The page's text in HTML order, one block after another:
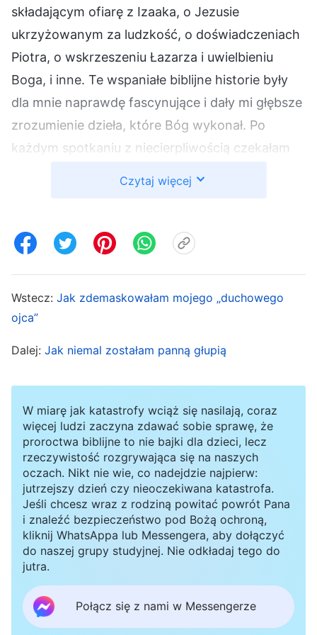
składającym ofiarę z Izaaka, o Jezusie
ukrzyżowanym za ludzkość, o doświadczeniach
Piotra, o wskrzeszeniu Łazarza i uwielbieniu
Boga, i inne. Te wspaniałe biblijne historie były
dla mnie naprawdę fascynujące i dały mi głębsze
zrozumienie dzieła, które Bóg wykonał. Po
każdym spotkaniu z niecierpliwością czekałam
przeczytała mi pewne wersety biblijne i fragment
słów Boga Wszechmogącego. W
napisane: „A jak było za dni Noego, tak będzie z
przyjściem Syna Człowieczego. Jak bowiem za
tych dni przed potopem jedli i pili, żenili się i za
mąż wydawali aż do tego dnia, w którym Noe
przyszedł potop i zabrał wszystkich – tak
będzie i z przyjściem Syna Człowieczego”(Mt
24:37-39).Bóg Wszechmogącymówi: „ Wróć do
czasów arki Noego: ludzie byli wówczas
głęboko zdeprawowani, oddalili się od Bożego
błogosławieństwa, Bóg nie troszczył się już o
nich i utracili prawo do wszelkich Jego obietnic.
Pogrążyli się w ciemności, pozbawieni Bożego
światła. Dlatego stali się rozwiąźli z natury,
odeszli od siebie samych ku ohydnemu
zdeprawowaniu. Ludzie ci nie mogli już więcej
Czytaj więcej
Wstecz: Jak zdemaskowałam mojego „duchowego
ojca”
Dalej: Jak niemal zostałam panną głupią
W miarę jak katastrofy wciąż się nasilają, coraz
więcej ludzi zaczyna zdawać sobie sprawę, że
proroctwa biblijne to nie bajki dla dzieci, lecz
rzeczywistość rozgrywająca się na naszych
oczach. Nikt nie wie, co nadejdzie najpierw:
jutrzejszy dzień czy nieoczekiwana katastrofa.
Jeśli chcesz wraz z rodziną powitać powrót Pana
i znaleźć bezpieczeństwo pod Bożą ochroną,
kliknij WhatsAppa lub Messengera, aby dołączyć
do naszej grupy studyjnej. Nie odkładaj tego do
jutra.
Połącz się z nami w Messengerze